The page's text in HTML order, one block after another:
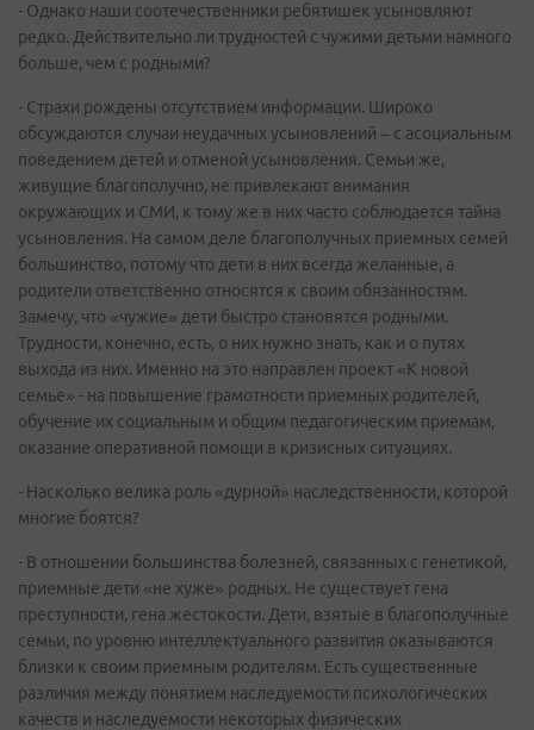
- Однако наши соотечественники ребятишек усыновляют
редко. Действительно ли трудностей с чужими детьми намного
больше, чем с родными?
- Страхи рождены отсутствием информации. Широко
обсуждаются случаи неудачных усыновлений – с асоциальным
поведением детей и отменой усыновления. Семьи же,
живущие благополучно, не привлекают внимания
окружающих и СМИ, к тому же в них часто соблюдается тайна
усыновления. На самом деле благополучных приемных семей
большинство, потому что дети в них всегда желанные, а
родители ответственно относятся к своим обязанностям.
Замечу, что «чужие» дети быстро становятся родными.
Трудности, конечно, есть, о них нужно знать, как и о путях
выхода из них. Именно на это направлен проект «К новой
семье» - на повышение грамотности приемных родителей,
обучение их социальным и общим педагогическим приемам,
оказание оперативной помощи в кризисных ситуациях.
- Насколько велика роль «дурной» наследственности, которой
многие боятся?
- В отношении большинства болезней, связанных с генетикой,
приемные дети «не хуже» родных. Не существует гена
преступности, гена жестокости. Дети, взятые в благополучные
семьи, по уровню интеллектуального развития оказываются
близки к своим приемным родителям. Есть существенные
различия между понятием наследуемости психологических
качеств и наследуемости некоторых физических